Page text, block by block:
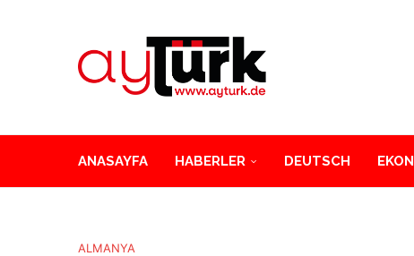
ANASAYFA HABERLER DEUTSCH
ALMANYA